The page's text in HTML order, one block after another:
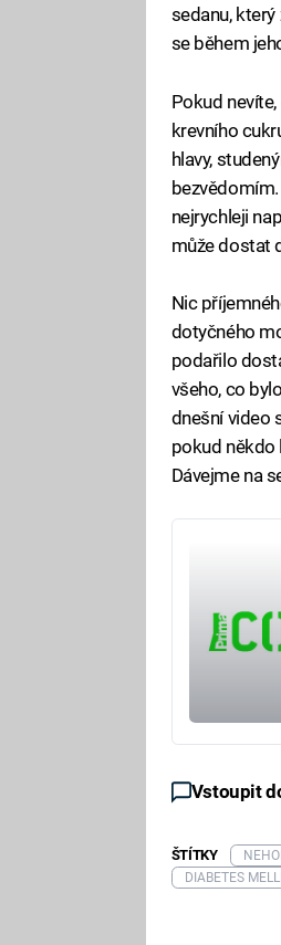
sedanu,
se během
Pokud
krevního
hlavy,
nejrychleji
může dostat
Nic
dotyčného
podařilo
všeho, co
dnešní video
pokud někdo
Dávejme na
Vstoupit
ŠTÍTKY
DIABETES